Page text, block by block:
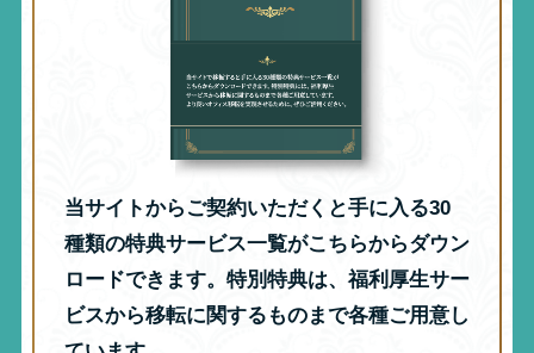
当サイトからご契約いただくと手に入る30
種類の特典サービス一覧がこちらからダウン
ロードできます。特別特典は、福利厚生サー
ビスから移転に関するものまで各種ご用意し